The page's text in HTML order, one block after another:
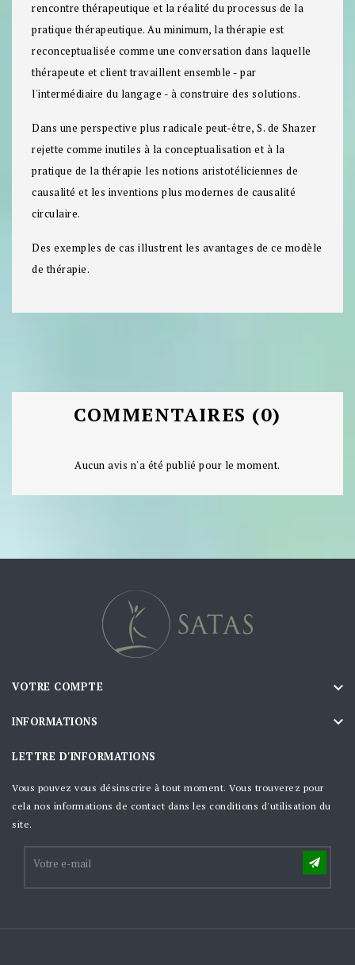
rencontre thérapeutique et la réalité du processus de la
pratique thérapeutique. Au minimum, la thérapie est
reconceptualisée comme une conversation dans laquelle
thérapeute et client travaillent ensemble - par
l'intermédiaire du langage - à construire des solutions.
Dans une perspective plus radicale peut-être, S. de Shazer
rejette comme inutiles à la conceptualisation et à la
pratique de la thérapie les notions aristotéliciennes de
causalité et les inventions plus modernes de causalité
circulaire.
Des exemples de cas illustrent les avantages de ce modèle
de thérapie.
COMMENTAIRES (0)
Aucun avis n'a été publié pour le moment.
VOTRE COMPTE 
INFORMATIONS 
LETTRE D'INFORMATIONS
Vous pouvez vous désinscrire à tout moment. Vous trouverez pour
cela nos informations de contact dans les conditions d'utilisation du
site.